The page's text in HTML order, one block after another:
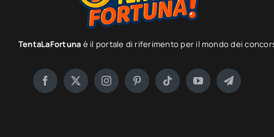
TentaLaFortuna è il portale di riferimento per il mondo dei